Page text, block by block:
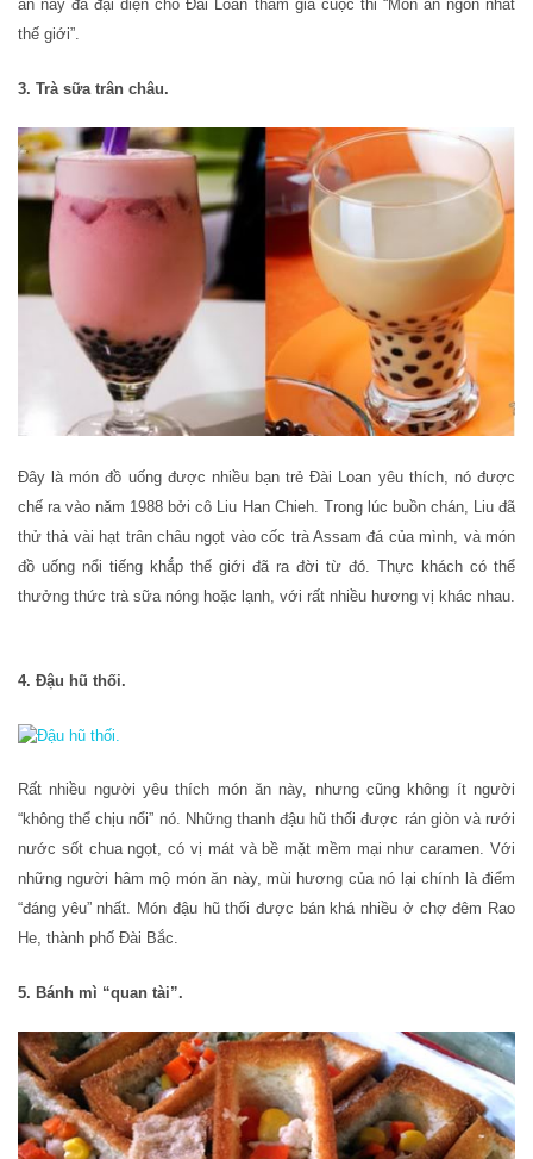
ăn này đã đại diện cho Đài Loan tham gia cuộc thi “Món ăn ngon nhất
thế giới”.
3. Trà sữa trân châu.
Đây là món đồ uống được nhiều bạn trẻ Đài Loan yêu thích, nó được
chế ra vào năm 1988 bởi cô Liu Han Chieh. Trong lúc buồn chán, Liu đã
thử thả vài hạt trân châu ngọt vào cốc trà Assam đá của mình, và món
đồ uống nổi tiếng khắp thế giới đã ra đời từ đó. Thực khách có thể
thưởng thức trà sữa nóng hoặc lạnh, với rất nhiều hương vị khác nhau.
4. Đậu hũ thối.
Rất nhiều người yêu thích món ăn này, nhưng cũng không ít người
“không thể chịu nổi” nó. Những thanh đậu hũ thối được rán giòn và rưới
nước sốt chua ngọt, có vị mát và bề mặt mềm mại như caramen. Với
những người hâm mộ món ăn này, mùi hương của nó lại chính là điểm
“đáng yêu” nhất. Món đậu hũ thối được bán khá nhiều ở chợ đêm Rao
He, thành phố Đài Bắc.
5. Bánh mì “quan tài”.